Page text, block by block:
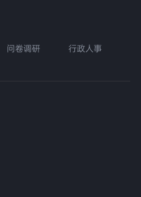
问卷调研
行政人事